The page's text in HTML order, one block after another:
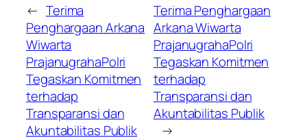
← Terima
Penghargaan Arkana
Wiwarta
PrajanugrahaPolri
Tegaskan Komitmen
terhadap
Transparansi dan
Akuntabilitas Publik
Terima Penghargaan
Arkana Wiwarta
PrajanugrahaPolri
Tegaskan Komitmen
terhadap
Transparansi dan
Akuntabilitas Publik
→